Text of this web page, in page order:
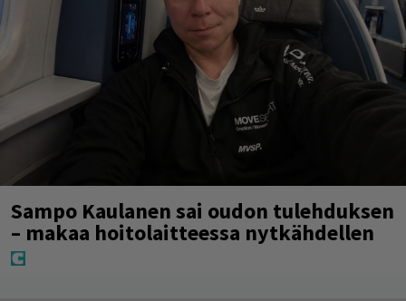
Sampo Kaulanen sai oudon tulehduksen
– makaa hoitolaitteessa nytkähdellen